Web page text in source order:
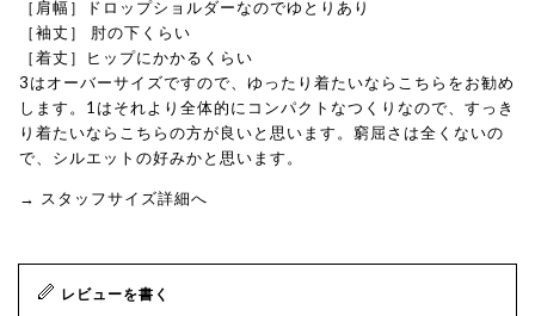
［肩幅］ドロップショルダーなのでゆとりあり
［袖丈］ 肘の下くらい
［着丈］ヒップにかかるくらい
3はオーバーサイズですので、ゆったり着たいならこちらをお勧め
します。1はそれより全体的にコンパクトなつくりなので、すっき
り着たいならこちらの方が良いと思います。窮屈さは全くないの
で、シルエットの好みかと思います。
→ スタッフサイズ詳細へ
レビューを書く